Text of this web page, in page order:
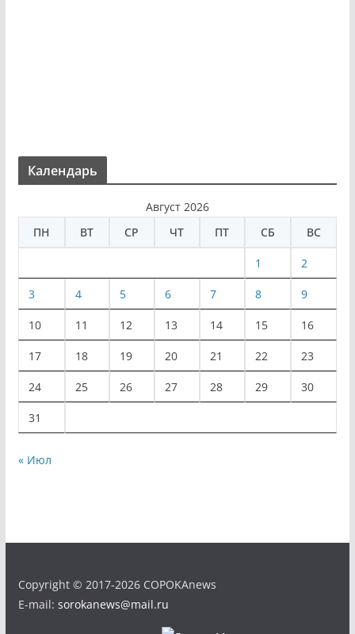
Календарь
Август 2026
ПН
ВТ СР ЧТ ПТ СБ ВС
1 2
3 4 5 6 7 8 9
10 11 12 13 14 15 16
17 18 19 20 21 22 23
24 25 26 27 28 29 30
31
« Июл
Copyright © 2017-2026 COPOKAnews
E-mail: sorokanews@mail.ru